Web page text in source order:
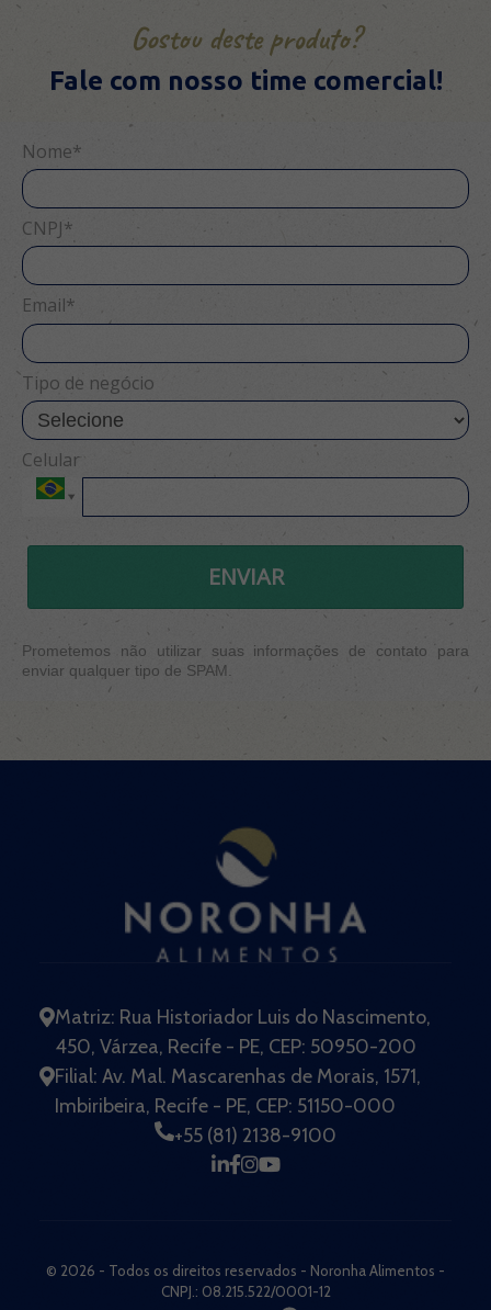
Gostou deste produto?
Fale com nosso time comercial!
Nome*
CNPJ*
Email*
Tipo de negócio
Celular
ENVIAR
Prometemos não utilizar suas informações de contato para
enviar qualquer tipo de SPAM.
Matriz: Rua Historiador Luis do Nascimento,
450, Várzea, Recife - PE, CEP: 50950-200
Filial: Av. Mal. Mascarenhas de Morais, 1571,
Imbiribeira, Recife - PE, CEP: 51150-000
+55 (81) 2138-9100
© 2026 - Todos os direitos reservados - Noronha Alimentos -
CNPJ.: 08.215.522/0001-12